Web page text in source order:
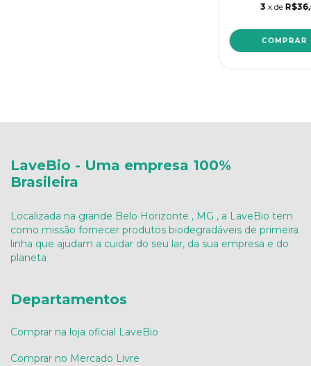
3 x de
LaveBio - Uma empresa 100%
Brasileira
Localizada na grande Belo Horizonte , MG , a LaveBio tem
como missão fornecer produtos biodegradáveis de primeira
linha que ajudam a cuidar do seu lar, da sua empresa e do
planeta
Departamentos
Comprar na loja oficial LaveBio
Comprar no Mercado Livre